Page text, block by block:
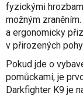
fyzickými
možným
a ergonomicky
v přirozených
Pokud jde o
pomůckami, je
Darkfighter K9 je